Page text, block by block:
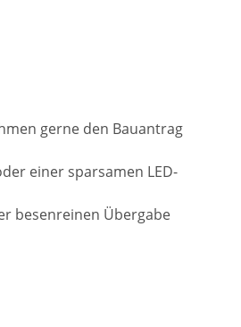
gerne den Bauantrag
einer sparsamen LED-
besenreinen Übergabe